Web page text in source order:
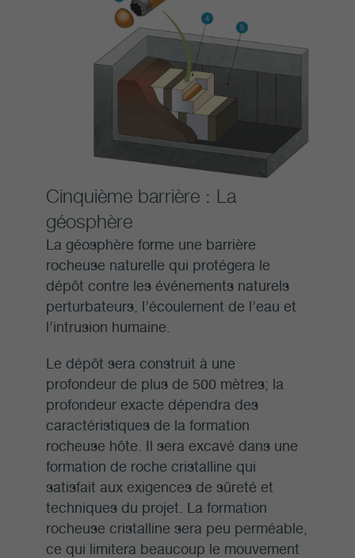
Cinquième barrière : La
géosphère
La géosphère forme une barrière
rocheuse naturelle qui protégera le
dépôt contre les événements naturels
perturbateurs, l’écoulement de l’eau et
l’intrusion humaine.
Le dépôt sera construit à une
profondeur de plus de 500 mètres; la
profondeur exacte dépendra des
caractéristiques de la formation
rocheuse hôte. Il sera excavé dans une
formation de roche cristalline qui
satisfait aux exigences de sûreté et
techniques du projet. La formation
rocheuse cristalline sera peu perméable,
ce qui limitera beaucoup le mouvement